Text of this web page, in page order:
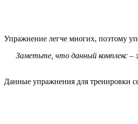
Упражнение легче многих, поэтому
Заметьте, что данный комплекс –
Данные упражнения для тренировки